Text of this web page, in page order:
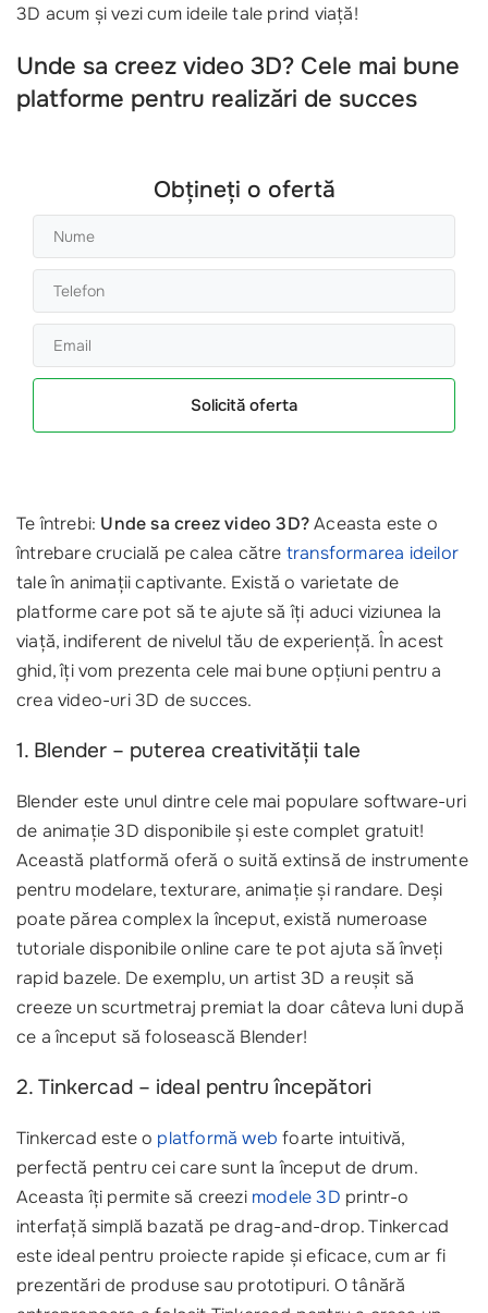
3D acum și vezi cum ideile tale prind viață!
Unde sa creez video 3D? Cele mai bune
platforme pentru realizări de succes
Obțineți o ofertă
Solicită oferta
Te întrebi: Unde sa creez video 3D?Aceasta este o
întrebare crucială pe calea către transformarea ideilor
tale în animații captivante. Există o varietate de
platforme care pot să te ajute să îți aduci viziunea la
viață, indiferent de nivelul tău de experiență. În acest
ghid, îți vom prezenta cele mai bune opțiuni pentru a
crea video-uri 3D de succes.
1. Blender – puterea creativității tale
Blender este unul dintre cele mai populare software-uri
de animație 3D disponibile și este complet gratuit!
Această platformă oferă o suită extinsă de instrumente
pentru modelare, texturare, animație și randare. Deși
poate părea complex la început, există numeroase
tutoriale disponibile online care te pot ajuta să înveți
rapid bazele. De exemplu, un artist 3D a reușit să
creeze un scurtmetraj premiat la doar câteva luni după
ce a început să folosească Blender!
2. Tinkercad – ideal pentru începători
Tinkercad este o platformă web foarte intuitivă,
perfectă pentru cei care sunt la început de drum.
Aceasta îți permite să creezi modele 3D printr-o
interfață simplă bazată pe drag-and-drop. Tinkercad
este ideal pentru proiecte rapide și eficace, cum ar fi
prezentări de produse sau prototipuri. O tânără